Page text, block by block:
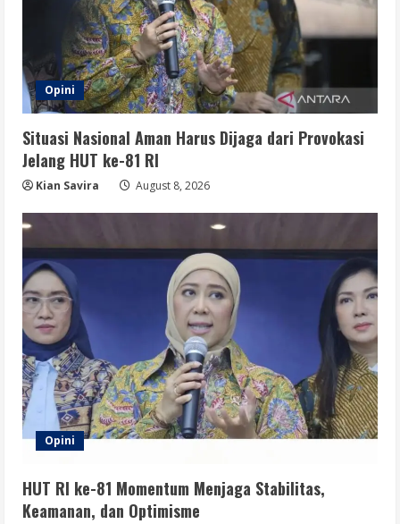
Opini
Situasi Nasional Aman Harus Dijaga dari Provokasi
Jelang HUT ke-81 RI
Kian Savira August 8, 2026
Opini
HUT RI ke-81 Momentum Menjaga Stabilitas,
Keamanan, dan Optimisme